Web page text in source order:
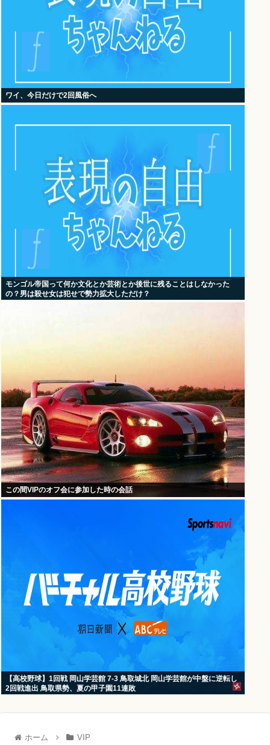
ワイ、今日だけで2回風俗へ
モンゴル帝国って何か文化とか芸術とか後世に残ることはしなかった
の？男は殺せ女は犯せで勢力拡大しただけ？
この間VIPのオフ会に参加した時の会話
【高校野球】1回戦 岡山学芸館 7-3 鳥取城北 岡山学芸館が中盤に逆転し
2回戦進出 鳥取県勢、夏の甲子園11連敗
ホーム VIP